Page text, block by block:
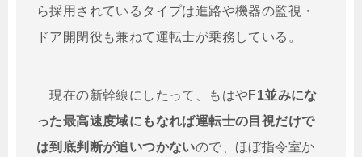
ら採用されているタイプは進路や機器の監視・
ドア開閉役も兼ねて運転士が乗務している。
現在の新幹線にしたって、もはやF1並みにな
った最高速度域にもなれば運転士の目視だけで
は到底判断が追いつかないので、ほぼ指令室か